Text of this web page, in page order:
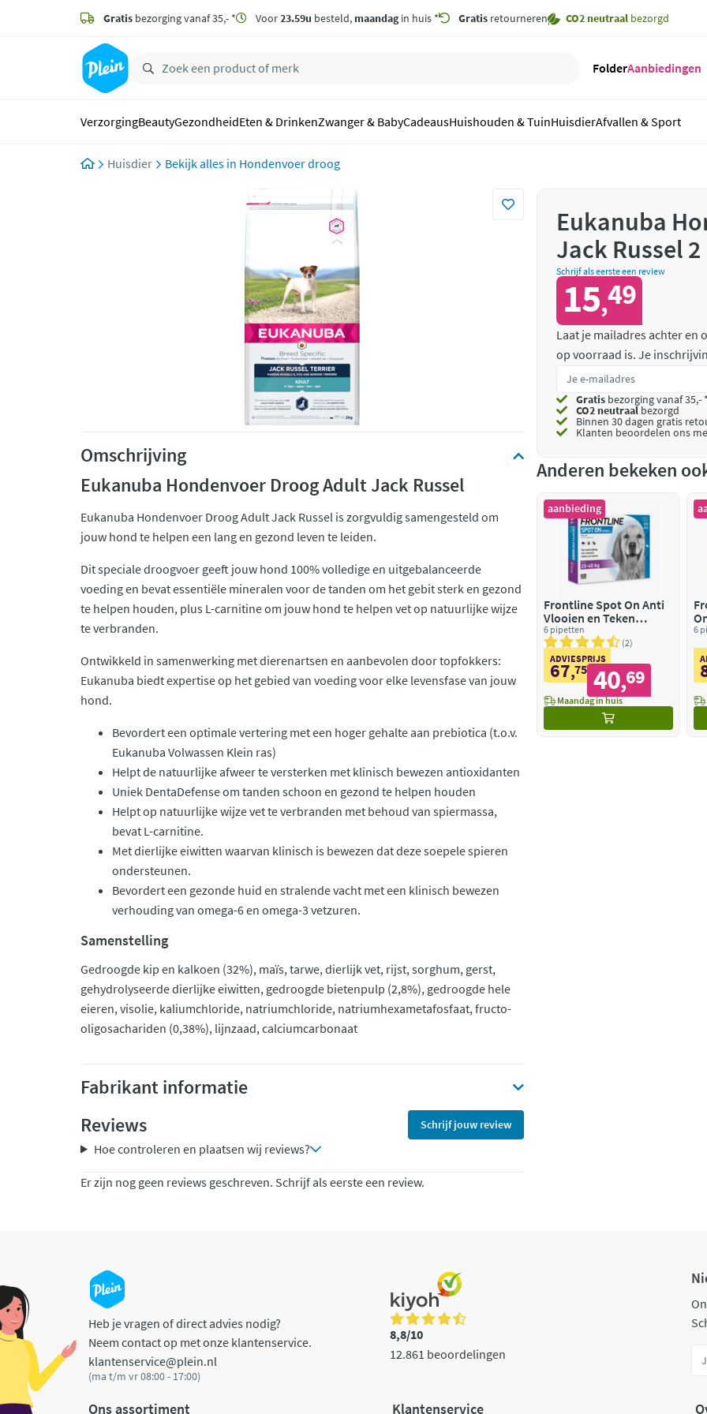
zoeken
hoofdinhoud
Gratis bezorging vanaf 35,- * Voor23.59u besteld, maandagin huis * Gratis retourneren CO2 neutraal bezorgd
FolderAanbiedingen
VerzorgingBeautyGezondheidEten & DrinkenZwanger & BabyCadeausHuishouden & TuinHuisdierAfvallen & Sport
Huisdier Hondenvoer droog
Omschrijving
Eukanuba Hondenvoer Droog Adult Jack Russel
Eukanuba Hondenvoer Droog Adult Jack Russel is zorgvuldig samengesteld om
jouw hond te helpen een lang en gezond leven te leiden.
Dit speciale droogvoer geeft jouw hond 100% volledige en uitgebalanceerde
voeding en bevat essentiële mineralen voor de tanden om het gebit sterk en gezond
te helpen houden, plus L-carnitine om jouw hond te helpen vet op natuurlijke wijze
te verbranden.
Ontwikkeld in samenwerking met dierenartsen en aanbevolen door topfokkers:
Eukanuba biedt expertise op het gebied van voeding voor elke levensfase van jouw
hond.
Bevordert een optimale vertering met een hoger gehalte aan prebiotica (t.o.v.
Eukanuba Volwassen Klein ras)
Helpt de natuurlijke afweer te versterken met klinisch bewezen antioxidanten
Uniek DentaDefense om tanden schoon en gezond te helpen houden
Helpt op natuurlijke wijze vet te verbranden met behoud van spiermassa,
bevat L-carnitine.
Met dierlijke eiwitten waarvan klinisch is bewezen dat deze soepele spieren
ondersteunen.
Bevordert een gezonde huid en stralende vacht met een klinisch bewezen
verhouding van omega-6 en omega-3 vetzuren.
Samenstelling
Gedroogde kip en kalkoen (32%), maïs, tarwe, dierlijk vet, rijst, sorghum, gerst,
gehydrolyseerde dierlijke eiwitten, gedroogde bietenpulp (2,8%), gedroogde hele
eieren, visolie, kaliumchloride, natriumchloride, natriumhexametafosfaat, fructo-
oligosachariden (0,38%), lijnzaad, calciumcarbonaat
Fabrikant informatie
Reviews
Schrijf jouw review
Hoe controleren en plaatsen wij reviews?
Er zijn nog geen reviews geschreven. Schrijf als eerste een review.
Eukanuba
Jack Russel 2
Schrijf als eerste een review
15,49
Laat je mailadres achter en
op voorraad is. Je
Gratis bezorging vanaf 35,- *
CO2 neutraalbezorgd
Binnen 30 dagen gratis
Klanten beoordelen ons
Anderen bekeken
aanbieding
Frontline Spot On Anti
Vlooien en Teken
Druppels Hond 20 - 40
kg
6 pipetten
2
ADVIESPRIJS
67,75 40,69
Maandag in huis
6
Heb je vragen of direct advies nodig?
Neem contact op met onze klantenservice.
klantenservice@plein.nl
(ma t/m vr 08:00 - 17:00)
8,8/10
12.861 beoordelingen
Ons assortiment Klantenservice